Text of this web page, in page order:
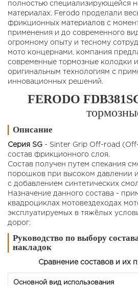
полностью специализирующейся
материалах. Ferodo проделали
фрикционных материалов с
применения и до современного
огромному опыту и тесному
мото концернами, компания
современные тормозные колодки
оригинальным технологиям с
инновационных решений.
FERODO
Описание
Серия SG - Sinter Grip Off-road
состав фрикционного слоя.
Состав получен путем спекания
порошков при высоком давлении
с добавлением синтетических
Назначение данного состава -
квадроциклах мотовездеходах
эксплуатируемых в тяжёлых
дорог.
Руководство по выбору
накладок
Сравнение составов и их